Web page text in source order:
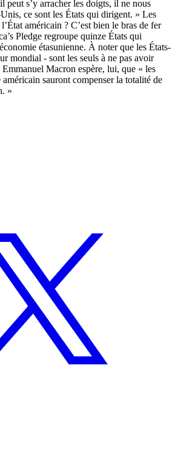
peut s’y arracher les doigts, il ne nous
ce sont les États qui dirigent. » Les
américain ? C’est bien le bras de fer
Pledge regroupe quinze États qui
étasunienne. À noter que les États-
mondial - sont les seuls à ne pas avoir
Emmanuel Macron espère, lui, que « les
sauront compenser la totalité de
»